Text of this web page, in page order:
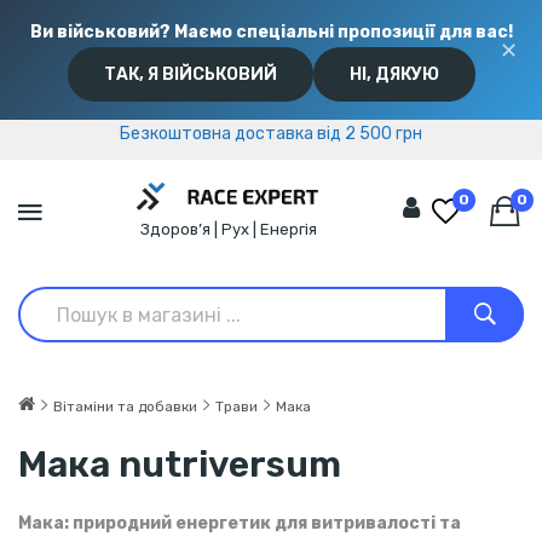
Ви військовий? Маємо спеціальні пропозиції для вас!
ТАК, Я ВІЙСЬКОВИЙ НІ, ДЯКУЮ
✕
Безкоштовна доставка від 2 500 грн
Безкоштовна доставка від 2 500 грн
Здоров’я | Рух | Енергія
0 0
Вітаміни та добавки Трави Мака
Мака nutriversum
Мака: природний енергетик для витривалості та